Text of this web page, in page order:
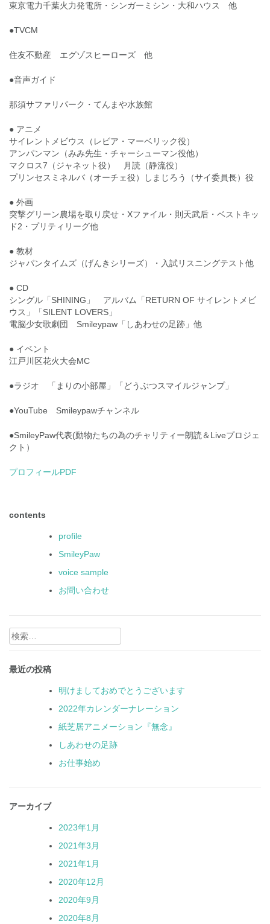
東京電力千葉火力発電所・シンガーミシン・大和ハウス 他
●TVCM
住友不動産 エグゾスヒーローズ 他
●音声ガイド
那須サファリパーク・てんまや水族館
● アニメ
サイレントメビウス（レビア・マーベリック役）
アンパンマン（みみ先生・チャーシューマン役他）
マクロス7（ジャネット役） 月読（静流役）
プリンセスミネルバ（オーチェ役）しまじろう（サイ委員長）役
● 外画
突撃グリーン農場を取り戻せ・Xファイル・則天武后・ベストキッ
ド2・プリティリーグ他
● 教材
ジャパンタイムズ（げんきシリーズ）・入試リスニングテスト他
● CD
シングル「SHINING」 アルバム「RETURN OF サイレントメビ
ウス」「SILENT LOVERS」
電脳少女歌劇団 Smileypaw「しあわせの足跡」他
● イベント
江戸川区花火大会MC
●ラジオ 「まりの小部屋」「どうぶつスマイルジャンプ」
●YouTube Smileypawチャンネル
●SmileyPaw代表(動物たちの為のチャリティー朗読＆Liveプロジェ
クト）
プロフィールPDF
contents
profile
SmileyPaw
voice sample
お問い合わせ
検
索:
最近の投稿
明けましておめでとうございます
2022年カレンダーナレーション
紙芝居アニメーション『無念』
しあわせの足跡
お仕事始め
アーカイブ
2023年1月
2021年3月
2021年1月
2020年12月
2020年9月
2020年8月